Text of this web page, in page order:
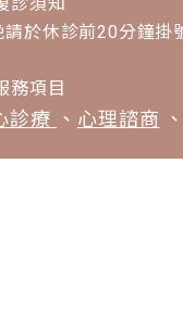
診須知
請於休診前20分鐘掛
務項目
診療 、 心理諮商 、